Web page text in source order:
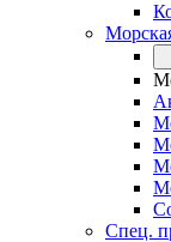
Спец.